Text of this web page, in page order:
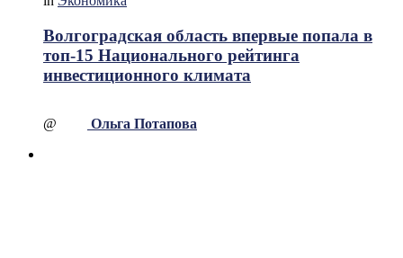
Волгоградская область впервые попала в
топ-15 Национального рейтинга
инвестиционного климата
@ Ольга Потапова